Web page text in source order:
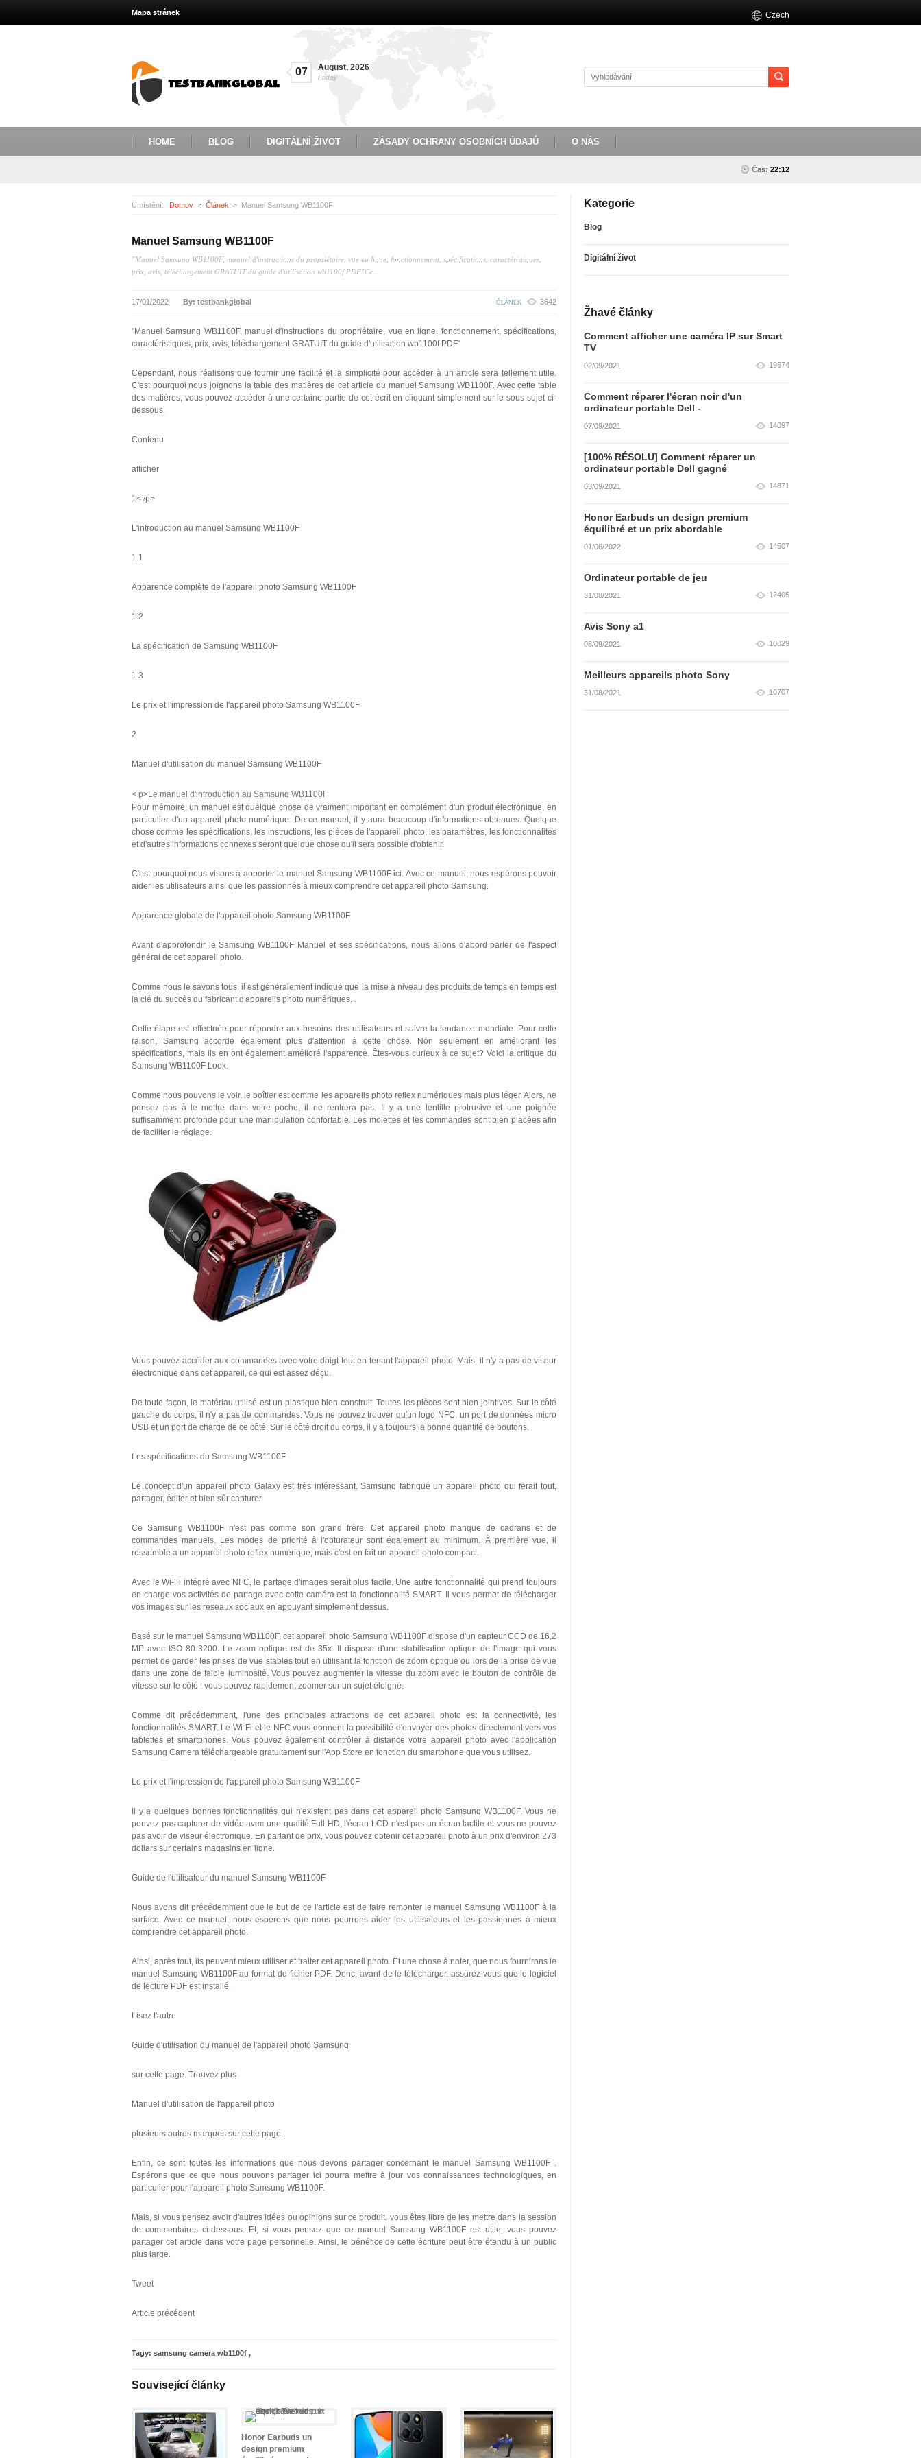
Mapa stránek Czech
07 August, 2026
Friday
HOME BLOG DIGITÁLNÍ ŽIVOT ZÁSADY OCHRANY OSOBNÍCH ÚDAJŮ O NÁS
Čas: 22:12
Umístění: Domov Článek Manuel Samsung WB1100F
Manuel Samsung WB1100F
"Manuel Samsung WB1100F, manuel d'instructions du propriétaire, vue en ligne, fonctionnement, spécifications, caractéristiques,
prix, avis, téléchargement GRATUIT du guide d'utilisation wb1100f PDF"Ce...
17/01/2022 By: testbankglobal ČLÁNEK 3642
"Manuel Samsung WB1100F, manuel d'instructions du propriétaire, vue en ligne, fonctionnement, spécifications,
caractéristiques, prix, avis, téléchargement GRATUIT du guide d'utilisation wb1100f PDF"
Cependant, nous réalisons que fournir une facilité et la simplicité pour accéder à un article sera tellement utile.
C'est pourquoi nous joignons la table des matières de cet article du manuel Samsung WB1100F. Avec cette table
des matières, vous pouvez accéder à une certaine partie de cet écrit en cliquant simplement sur le sous-sujet ci-
dessous.
Contenu
afficher
1< /p>
L'introduction au manuel Samsung WB1100F
1.1
Apparence complète de l'appareil photo Samsung WB1100F
1.2
La spécification de Samsung WB1100F
1.3
Le prix et l'impression de l'appareil photo Samsung WB1100F
2
Manuel d'utilisation du manuel Samsung WB1100F
< p>Le manuel d'introduction au Samsung WB1100F
Pour mémoire, un manuel est quelque chose de vraiment important en complément d'un produit électronique, en
particulier d'un appareil photo numérique. De ce manuel, il y aura beaucoup d'informations obtenues. Quelque
chose comme les spécifications, les instructions, les pièces de l'appareil photo, les paramètres, les fonctionnalités
et d'autres informations connexes seront quelque chose qu'il sera possible d'obtenir.
C'est pourquoi nous visons à apporter le manuel Samsung WB1100F ici. Avec ce manuel, nous espérons pouvoir
aider les utilisateurs ainsi que les passionnés à mieux comprendre cet appareil photo Samsung.
Apparence globale de l'appareil photo Samsung WB1100F
Avant d'approfondir le Samsung WB1100F Manuel et ses spécifications, nous allons d'abord parler de l'aspect
général de cet appareil photo.
Comme nous le savons tous, il est généralement indiqué que la mise à niveau des produits de temps en temps est
la clé du succès du fabricant d'appareils photo numériques. .
Cette étape est effectuée pour répondre aux besoins des utilisateurs et suivre la tendance mondiale. Pour cette
raison, Samsung accorde également plus d'attention à cette chose. Non seulement en améliorant les
spécifications, mais ils en ont également amélioré l'apparence. Êtes-vous curieux à ce sujet? Voici la critique du
Samsung WB1100F Look.
Comme nous pouvons le voir, le boîtier est comme les appareils photo reflex numériques mais plus léger. Alors, ne
pensez pas à le mettre dans votre poche, il ne rentrera pas. Il y a une lentille protrusive et une poignée
suffisamment profonde pour une manipulation confortable. Les molettes et les commandes sont bien placées afin
de faciliter le réglage.
Vous pouvez accéder aux commandes avec votre doigt tout en tenant l'appareil photo. Mais, il n'y a pas de viseur
électronique dans cet appareil, ce qui est assez déçu.
De toute façon, le matériau utilisé est un plastique bien construit. Toutes les pièces sont bien jointives. Sur le côté
gauche du corps, il n'y a pas de commandes. Vous ne pouvez trouver qu'un logo NFC, un port de données micro
USB et un port de charge de ce côté. Sur le côté droit du corps, il y a toujours la bonne quantité de boutons.
Les spécifications du Samsung WB1100F
Le concept d'un appareil photo Galaxy est très intéressant. Samsung fabrique un appareil photo qui ferait tout,
partager, éditer et bien sûr capturer.
Ce Samsung WB1100F n'est pas comme son grand frère. Cet appareil photo manque de cadrans et de
commandes manuels. Les modes de priorité à l'obturateur sont également au minimum. À première vue, il
ressemble à un appareil photo reflex numérique, mais c'est en fait un appareil photo compact.
Avec le Wi-Fi intégré avec NFC, le partage d'images serait plus facile. Une autre fonctionnalité qui prend toujours
en charge vos activités de partage avec cette caméra est la fonctionnalité SMART. Il vous permet de télécharger
vos images sur les réseaux sociaux en appuyant simplement dessus.
Basé sur le manuel Samsung WB1100F, cet appareil photo Samsung WB1100F dispose d'un capteur CCD de 16,2
MP avec ISO 80-3200. Le zoom optique est de 35x. Il dispose d'une stabilisation optique de l'image qui vous
permet de garder les prises de vue stables tout en utilisant la fonction de zoom optique ou lors de la prise de vue
dans une zone de faible luminosité. Vous pouvez augmenter la vitesse du zoom avec le bouton de contrôle de
vitesse sur le côté ; vous pouvez rapidement zoomer sur un sujet éloigné.
Comme dit précédemment, l'une des principales attractions de cet appareil photo est la connectivité, les
fonctionnalités SMART. Le Wi-Fi et le NFC vous donnent la possibilité d'envoyer des photos directement vers vos
tablettes et smartphones. Vous pouvez également contrôler à distance votre appareil photo avec l'application
Samsung Camera téléchargeable gratuitement sur l'App Store en fonction du smartphone que vous utilisez.
Le prix et l'impression de l'appareil photo Samsung WB1100F
Il y a quelques bonnes fonctionnalités qui n'existent pas dans cet appareil photo Samsung WB1100F. Vous ne
pouvez pas capturer de vidéo avec une qualité Full HD, l'écran LCD n'est pas un écran tactile et vous ne pouvez
pas avoir de viseur électronique. En parlant de prix, vous pouvez obtenir cet appareil photo à un prix d'environ 273
dollars sur certains magasins en ligne.
Guide de l'utilisateur du manuel Samsung WB1100F
Nous avons dit précédemment que le but de ce l'article est de faire remonter le manuel Samsung WB1100F à la
surface. Avec ce manuel, nous espérons que nous pourrons aider les utilisateurs et les passionnés à mieux
comprendre cet appareil photo.
Ainsi, après tout, ils peuvent mieux utiliser et traiter cet appareil photo. Et une chose à noter, que nous fournirons le
manuel Samsung WB1100F au format de fichier PDF. Donc, avant de le télécharger, assurez-vous que le logiciel
de lecture PDF est installé.
Lisez l'autre
Guide d'utilisation du manuel de l'appareil photo Samsung
sur cette page. Trouvez plus
Manuel d'utilisation de l'appareil photo
plusieurs autres marques sur cette page.
Enfin, ce sont toutes les informations que nous devons partager concernant le manuel Samsung WB1100F .
Espérons que ce que nous pouvons partager ici pourra mettre à jour vos connaissances technologiques, en
particulier pour l'appareil photo Samsung WB1100F.
Mais, si vous pensez avoir d'autres idées ou opinions sur ce produit, vous êtes libre de les mettre dans la session
de commentaires ci-dessous. Et, si vous pensez que ce manuel Samsung WB1100F est utile, vous pouvez
partager cet article dans votre page personnelle. Ainsi, le bénéfice de cette écriture peut être étendu à un public
plus large.
Tweet
Article précédent
Tagy: samsung camera wb1100f ,
Související články
Honor Earbuds un
design premium
Kategorie
Blog
Digitální život
Žhavé články
Comment afficher une caméra IP sur Smart
TV
02/09/2021 19674
Comment réparer l'écran noir d'un
ordinateur portable Dell -
07/09/2021 14897
[100% RÉSOLU] Comment réparer un
ordinateur portable Dell gagné
03/09/2021 14871
Honor Earbuds un design premium
équilibré et un prix abordable
01/06/2022 14507
Ordinateur portable de jeu
31/08/2021 12405
Avis Sony a1
08/09/2021 10829
Meilleurs appareils photo Sony
31/08/2021 10707